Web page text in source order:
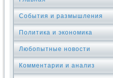
События и размышления
Политика и экономика
Любопытные новости
Комментарии и анализ